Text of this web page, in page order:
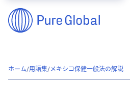
ホーム/用語集/メキシコ保健一般法の解説